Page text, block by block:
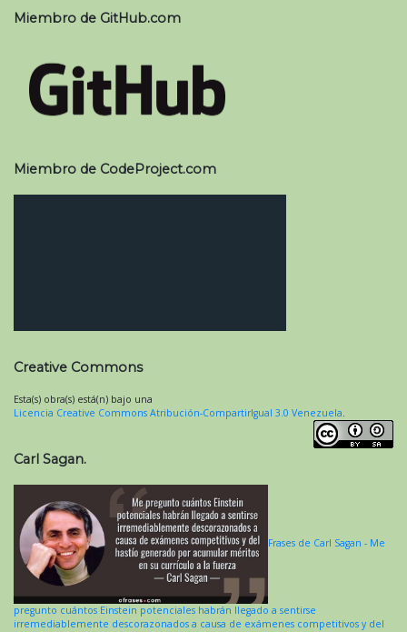
Miembro de GitHub.com
Miembro de CodeProject.com
Creative Commons
Esta(s) obra(s) está(n) bajo una
Licencia Creative Commons Atribución-CompartirIgual 3.0 Venezuela
Carl Sagan.
Frases de Carl Sagan - Me
pregunto cuántos Einstein potenciales habrán llegado a sentirse
irremediablemente descorazonados a causa de exámenes competitivos y del